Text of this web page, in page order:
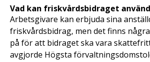
Vad kan friskvårdsbidraget
Arbetsgivare kan erbjuda sina
friskvårdsbidrag, men det finns
på för att bidraget ska vara
avgjorde Högsta